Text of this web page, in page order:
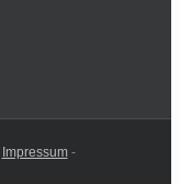
Impressum-